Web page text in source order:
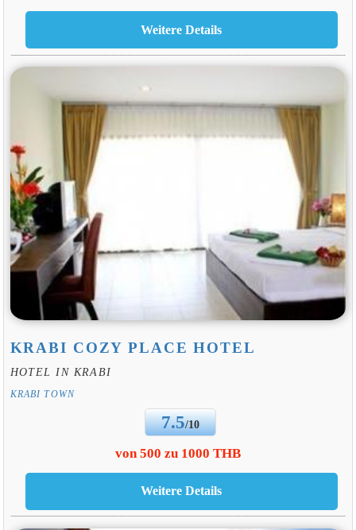
KRABI COZY PLACE HOTEL
HOTEL IN KRABI
KRABI TOWN
7.5/10
von 500 zu 1000 THB